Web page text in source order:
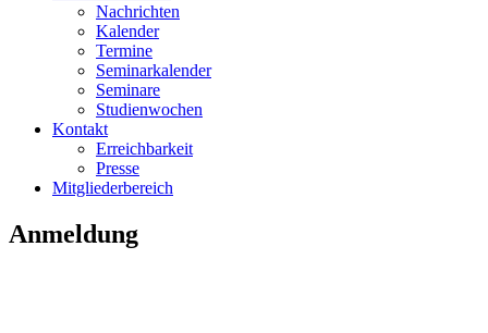
Nachrichten
Kalender
Termine
Seminarkalender
Seminare
Studienwochen
Kontakt
Erreichbarkeit
Presse
Mitgliederbereich
Anmeldung